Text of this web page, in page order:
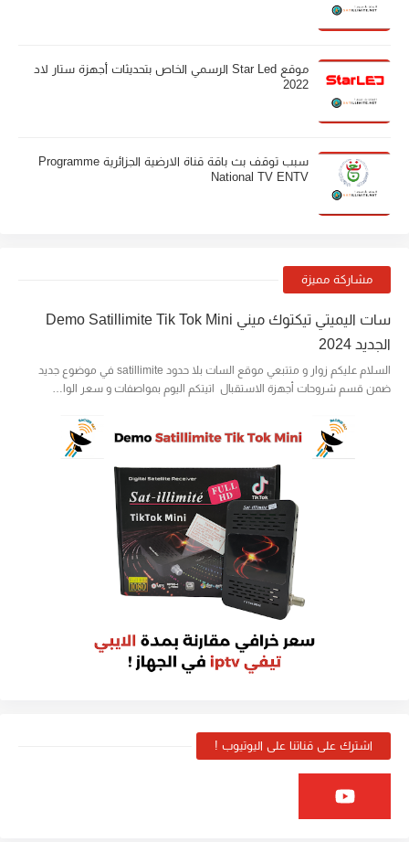
موقع Star Led الرسمي الخاص بتحديثات أجهزة ستار لاد
2022
سبب توقف بث باقة قناة الارضية الجزائرية Programme
National TV ENTV
مشاركة مميزة
سات اليميتي تيكتوك ميني Demo Satillimite Tik Tok Mini
الجديد 2024
السلام عليكم زوار و متتبعي موقع السات بلا حدود satillimite في موضوع جديد
ضمن قسم شروحات أجهزة الاستقبال اتيتكم اليوم بمواصفات و سعر الوا…
اشترك على قناتنا على اليوتيوب !